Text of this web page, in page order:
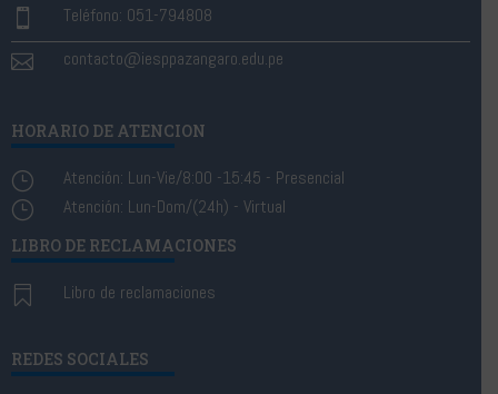
 Teléfono: 051-794808
 contacto@iesppazangaro.edu.pe
HORARIO DE ATENCION
} Atención: Lun-Vie/8:00 -15:45 - Presencial
} Atención: Lun-Dom/(24h) - Virtual
LIBRO DE RECLAMACIONES
 Libro de reclamaciones
REDES SOCIALES